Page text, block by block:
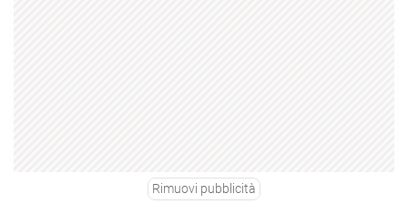
Rimuovi pubblicità